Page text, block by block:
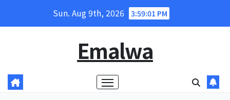
Sun. Aug 9th, 2026 3:59:02 PM
Emalwa